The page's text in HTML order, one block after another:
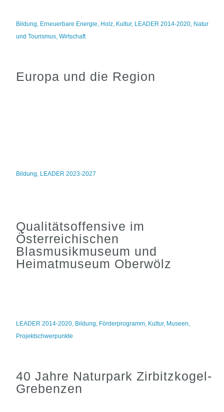
Bildung, Erneuerbare Energie, Holz, Kultur, LEADER 2014-2020, Natur
und Tourismus,Wirtschaft
Europa und die Region
Bildung, LEADER 2023-2027
Qualitätsoffensive im
Österreichischen
Blasmusikmuseum und
Heimatmuseum Oberwölz
LEADER 2014-2020, Bildung, Förderprogramm, Kultur, Museen,
Projektschwerpunkte
40 Jahre Naturpark Zirbitzkogel-
Grebenzen